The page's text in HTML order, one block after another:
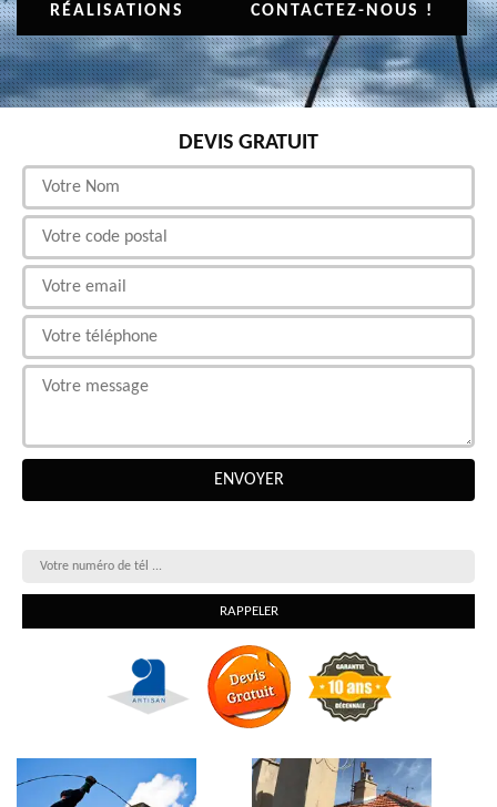
RÉALISATIONS CONTACTEZ-NOUS !
DEVIS GRATUIT